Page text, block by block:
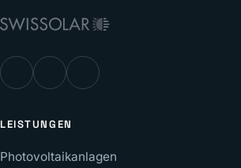
LEISTUNGEN
Photovoltaikanlagen